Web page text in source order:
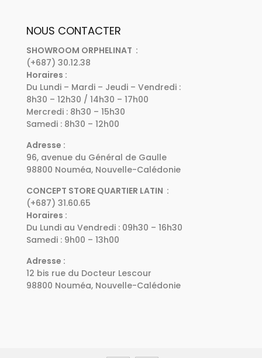
NOUS CONTACTER
SHOWROOM ORPHELINAT :
(+687) 30.12.38
Horaires :
Du Lundi – Mardi – Jeudi – Vendredi :
8h30 – 12h30 / 14h30 – 17h00
Mercredi : 8h30 – 15h30
Samedi : 8h30 – 12h00
Adresse :
96, avenue du Général de Gaulle
98800 Nouméa, Nouvelle-Calédonie
CONCEPT STORE QUARTIER LATIN :
(+687) 31.60.65
Horaires :
Du Lundi au Vendredi : 09h30 – 16h30
Samedi : 9h00 – 13h00
Adresse :
12 bis rue du Docteur Lescour
98800 Nouméa, Nouvelle-Calédonie